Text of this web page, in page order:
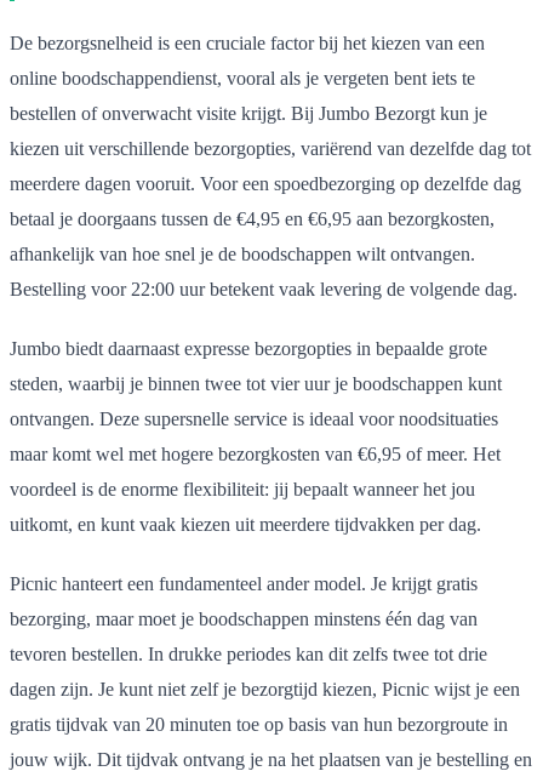
De bezorgsnelheid is een cruciale factor bij het kiezen van een
online boodschappendienst, vooral als je vergeten bent iets te
bestellen of onverwacht visite krijgt. Bij Jumbo Bezorgt kun je
kiezen uit verschillende bezorgopties, variërend van dezelfde dag tot
meerdere dagen vooruit. Voor een spoedbezorging op dezelfde dag
betaal je doorgaans tussen de €4,95 en €6,95 aan bezorgkosten,
afhankelijk van hoe snel je de boodschappen wilt ontvangen.
Bestelling voor 22:00 uur betekent vaak levering de volgende dag.
Jumbo biedt daarnaast expresse bezorgopties in bepaalde grote
steden, waarbij je binnen twee tot vier uur je boodschappen kunt
ontvangen. Deze supersnelle service is ideaal voor noodsituaties
maar komt wel met hogere bezorgkosten van €6,95 of meer. Het
voordeel is de enorme flexibiliteit: jij bepaalt wanneer het jou
uitkomt, en kunt vaak kiezen uit meerdere tijdvakken per dag.
Picnic hanteert een fundamenteel ander model. Je krijgt gratis
bezorging, maar moet je boodschappen minstens één dag van
tevoren bestellen. In drukke periodes kan dit zelfs twee tot drie
dagen zijn. Je kunt niet zelf je bezorgtijd kiezen, Picnic wijst je een
gratis tijdvak van 20 minuten toe op basis van hun bezorgroute in
jouw wijk. Dit tijdvak ontvang je na het plaatsen van je bestelling en